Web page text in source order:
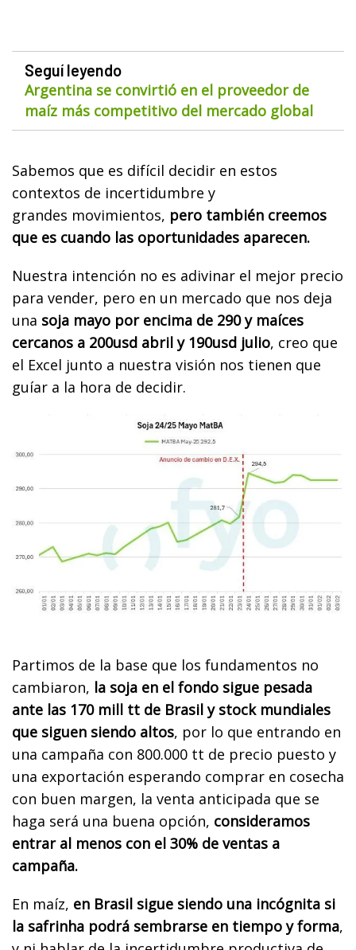
Seguí leyendo
Argentina se convirtió en el proveedor de
maíz más competitivo del mercado global
Sabemos que es difícil decidir en estos
contextos de incertidumbre y
grandes movimientos, pero también creemos
que es cuando las oportunidades aparecen.
Nuestra intención no es adivinar el mejor precio
para vender, pero en un mercado que nos deja
una soja mayo por encima de 290 y maíces
cercanos a 200usd abril y 190usd julio, creo que
el Excel junto a nuestra visión nos tienen que
guíar a la hora de decidir.
Partimos de la base que los fundamentos no
cambiaron, la soja en el fondo sigue pesada
ante las 170 mill tt de Brasil y stock mundiales
que siguen siendo altos, por lo que entrando en
una campaña con 800.000 tt de precio puesto y
una exportación esperando comprar en cosecha
con buen margen, la venta anticipada que se
haga será una buena opción, consideramos
entrar al menos con el 30% de ventas a
campaña.
En maíz, en Brasil sigue siendo una incógnita si
la safrinha podrá sembrarse en tiempo y forma,